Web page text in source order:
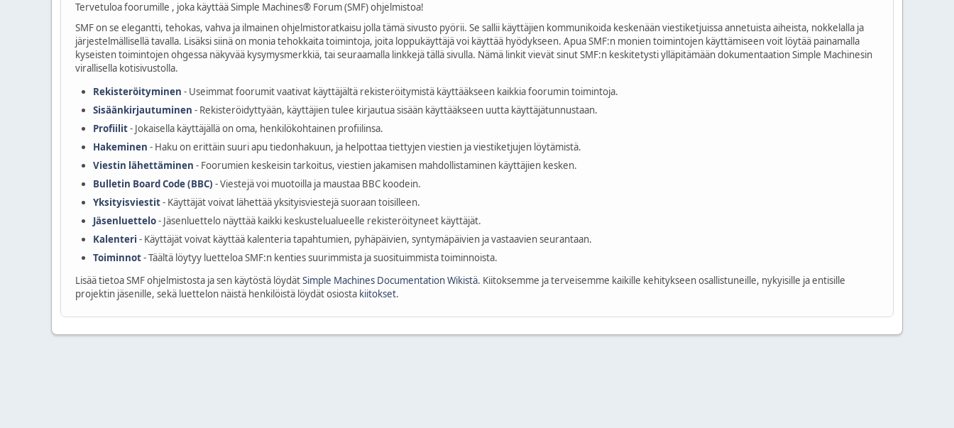
Tervetuloa foorumille , joka käyttää Simple Machines® Forum (SMF) ohjelmistoa!
SMF on se elegantti, tehokas, vahva ja ilmainen ohjelmistoratkaisu jolla tämä sivusto pyörii. Se sallii käyttäjien kommunikoida keskenään viestiketjuissa annetuista aiheista, nokkelalla ja
järjestelmällisellä tavalla. Lisäksi siinä on monia tehokkaita toimintoja, joita loppukäyttäjä voi käyttää hyödykseen. Apua SMF:n monien toimintojen käyttämiseen voit löytää painamalla
kyseisten toimintojen ohgessa näkyvää kysymysmerkkiä, tai seuraamalla linkkejä tällä sivulla. Nämä linkit vievät sinut SMF:n keskitetysti ylläpitämään dokumentaation Simple Machinesin
virallisella kotisivustolla.
Rekisteröityminen - Useimmat foorumit vaativat käyttäjältä rekisteröitymistä käyttääkseen kaikkia foorumin toimintoja.
Sisäänkirjautuminen - Rekisteröidyttyään, käyttäjien tulee kirjautua sisään käyttääkseen uutta käyttäjätunnustaan.
Profiilit- Jokaisella käyttäjällä on oma, henkilökohtainen profiilinsa.
Hakeminen - Haku on erittäin suuri apu tiedonhakuun, ja helpottaa tiettyjen viestien ja viestiketjujen löytämistä.
Viestin lähettäminen - Foorumien keskeisin tarkoitus, viestien jakamisen mahdollistaminen käyttäjien kesken.
Bulletin Board Code (BBC) - Viestejä voi muotoilla ja maustaa BBC koodein.
Yksityisviestit- Käyttäjät voivat lähettää yksityisviestejä suoraan toisilleen.
Jäsenluettelo- Jäsenluettelo näyttää kaikki keskustelualueelle rekisteröityneet käyttäjät.
Kalenteri - Käyttäjät voivat käyttää kalenteria tapahtumien, pyhäpäivien, syntymäpäivien ja vastaavien seurantaan.
Toiminnot- Täältä löytyy luetteloa SMF:n kenties suurimmista ja suosituimmista toiminnoista.
Lisää tietoa SMF ohjelmistosta ja sen käytöstä löydätSimple Machines Documentation Wikistä. Kiitoksemme ja terveisemme kaikille kehitykseen osallistuneille, nykyisille ja entisille
projektin jäsenille, sekä luettelon näistä henkilöistä löydät osiosta kiitokset.